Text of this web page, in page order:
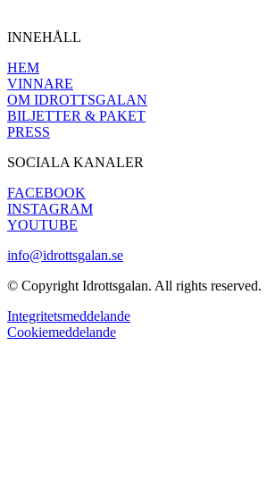
INNEHÅLL
HEM
VINNARE
OM IDROTTSGALAN
BILJETTER & PAKET
PRESS
SOCIALA KANALER
FACEBOOK
INSTAGRAM
YOUTUBE
info@idrottsgalan.se
© Copyright Idrottsgalan. All rights reserved.
Integritetsmeddelande
Cookiemeddelande